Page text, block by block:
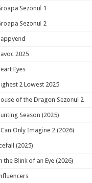
Sezonul 1
Sezonul 2
2025
Eyes
2 Lowest 2025
of the Dragon Sezonul 2
Season (2025)
Only Imagine 2 (2026)
(2025)
the Blink of an Eye (2026)